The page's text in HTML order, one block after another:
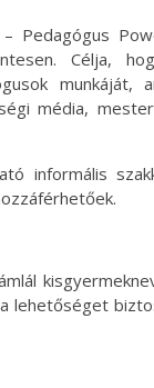
Pedagógus
Célja,
munkáját,
média,
informális
lehetőséget